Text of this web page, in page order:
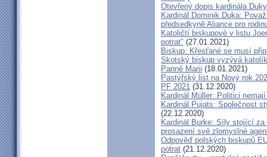
Otevřený dopis kardinála
Kardinál Dominik Duka:
předsedkyně Aliance pro
Katoličtí biskupové v listu
potrat" (27.01.2021)
Biskup: Křesťané se musí
Skotský biskup vyzývá
Panně Marii (18.01.2021)
Pastýřský list na Nový rok
PF 2021 (31.12.2020)
Kardinál Müller: Politici
Kardinál Pujats: Společnost
(22.12.2020)
Kardinál Burke: Síly stojící
prosazení své zlomyslné
Odpověď polských biskupů
potrat (21.12.2020)